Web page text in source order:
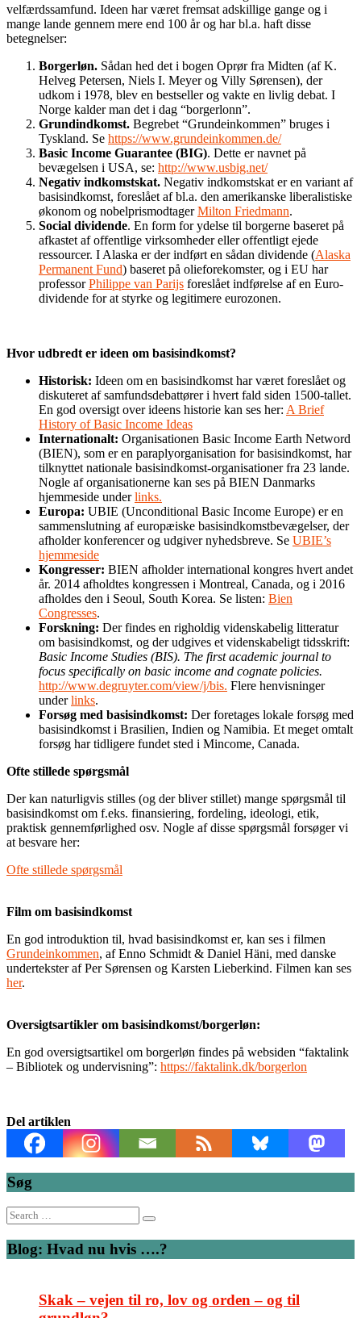
velfærdssamfund. Ideen har været fremsat adskillige gange og i
mange lande gennem mere end 100 år og har bl.a. haft disse
betegnelser:
Borgerløn. Sådan hed det i bogen Oprør fra Midten (af K.
Helveg Petersen, Niels I. Meyer og Villy Sørensen), der
udkom i 1978, blev en bestseller og vakte en livlig debat. I
Norge kalder man det i dag “borgerlonn”.
Grundindkomst. Begrebet “Grundeinkommen” bruges i
Tyskland. Se https://www.grundeinkommen.de/
Basic Income Guarantee (BIG). Dette er navnet på
bevægelsen i USA, se: http://www.usbig.net/
Negativ indkomstskat. Negativ indkomstskat er en variant af
basisindkomst, foreslået af bl.a. den amerikanske liberalistiske
økonom og nobelprismodtagerMilton Friedmann.
Social dividende. En form for ydelse til borgerne baseret på
afkastet af offentlige virksomheder eller offentligt ejede
ressourcer. I Alaska er der indført en sådan dividende (Alaska
Permanent Fund) baseret på olieforekomster, og i EU har
professorPhilippe van Parijs foreslået indførelse af en Euro-
dividende for at styrke og legitimere eurozonen.
Hvor udbredt er ideen om basisindkomst?
Historisk: Ideen om en basisindkomst har været foreslået og
diskuteret af samfundsdebattører i hvert fald siden 1500-tallet.
En god oversigt over ideens historie kan ses her: A Brief
History of Basic Income Ideas
Internationalt: Organisationen Basic Income Earth Netword
(BIEN), som er en paraplyorganisation for basisindkomst, har
tilknyttet nationale basisindkomst-organisationer fra 23 lande.
Nogle af organisationerne kan ses på BIEN Danmarks
hjemmeside underlinks.
Europa: UBIE (Unconditional Basic Income Europe) er en
sammenslutning af europæiske basisindkomstbevægelser, der
afholder konferencer og udgiver nyhedsbreve. Se UBIE’s
hjemmeside
Kongresser: BIEN afholder international kongres hvert andet
år. 2014 afholdtes kongressen i Montreal, Canada, og i 2016
afholdes den i Seoul, South Korea. Se listen: Bien
Congresses.
Forskning: Der findes en righoldig videnskabelig litteratur
om basisindkomst, og der udgives et videnskabeligt tidsskrift:
Basic Income Studies (BIS). The first academic journal to
focus specifically on basic income and cognate policies.
http://www.degruyter.com/view/j/bis. Flere henvisninger
underlinks.
Forsøg med basisindkomst: Der foretages lokale forsøg med
basisindkomst i Brasilien, Indien og Namibia. Et meget omtalt
forsøg har tidligere fundet sted i Mincome, Canada.
Ofte stillede spørgsmål
Der kan naturligvis stilles (og der bliver stillet) mange spørgsmål til
basisindkomst om f.eks. finansiering, fordeling, ideologi, etik,
praktisk gennemførlighed osv. Nogle af disse spørgsmål forsøger vi
at besvare her:
Ofte stillede spørgsmål
Film om basisindkomst
En god introduktion til, hvad basisindkomst er, kan ses i filmen
Grundeinkommen, af Enno Schmidt & Daniel Häni, med danske
undertekster af Per Sørensen og Karsten Lieberkind. Filmen kan ses
her.
Oversigtsartikler om basisindkomst/borgerløn:
En god oversigtsartikel om borgerløn findes på websiden “faktalink
– Bibliotek og undervisning”: https://faktalink.dk/borgerlon
Del artiklen
Søg
Search
for:
Blog: Hvad nu hvis ….?
Skak – vejen til ro, lov og orden – og til